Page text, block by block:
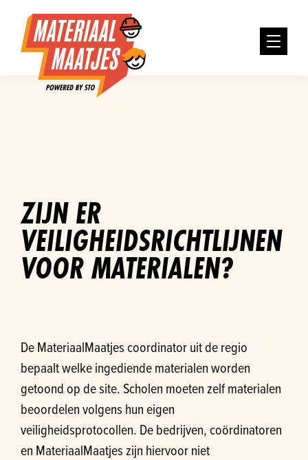
ZIJN ER
VEILIGHEIDSRICHTLIJNEN
VOOR MATERIALEN?
De MateriaalMaatjes coordinator uit de regio
bepaalt welke ingediende materialen worden
getoond op de site. Scholen moeten zelf materialen
beoordelen volgens hun eigen
veiligheidsprotocollen. De bedrijven, coördinatoren
en MateriaalMaatjes zijn hiervoor niet